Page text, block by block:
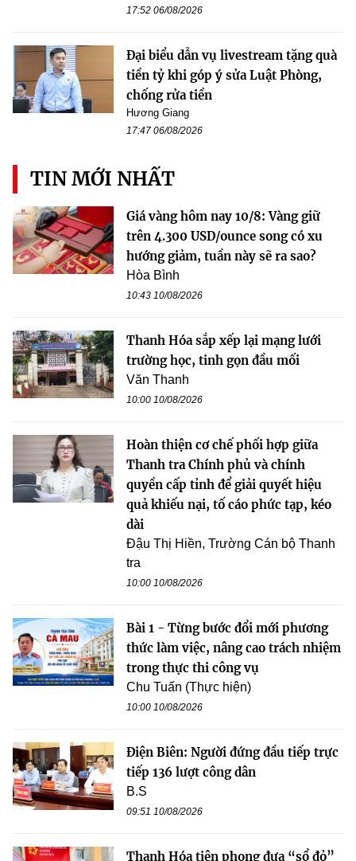
17:52 06/08/2026
Đại biểu dẫn vụ livestream tặng quà
tiền tỷ khi góp ý sửa Luật Phòng,
chống rửa tiền
Hương Giang
17:47 06/08/2026
TIN MỚI NHẤT
Giá vàng hôm nay 10/8: Vàng giữ
trên 4.300 USD/ounce song có xu
hướng giảm, tuần này sẽ ra sao?
Hòa Bình
10:43 10/08/2026
Thanh Hóa sắp xếp lại mạng lưới
trường học, tinh gọn đầu mối
Văn Thanh
10:00 10/08/2026
Hoàn thiện cơ chế phối hợp giữa
Thanh tra Chính phủ và chính
quyền cấp tỉnh để giải quyết hiệu
quả khiếu nại, tố cáo phức tạp, kéo
dài
Đậu Thị Hiền, Trường Cán bộ Thanh
tra
10:00 10/08/2026
Bài 1 - Từng bước đổi mới phương
thức làm việc, nâng cao trách nhiệm
trong thực thi công vụ
Chu Tuấn (Thực hiện)
10:00 10/08/2026
Điện Biên: Người đứng đầu tiếp trực
tiếp 136 lượt công dân
B.S
09:51 10/08/2026
Thanh Hóa tiên phong đưa “sổ đỏ”